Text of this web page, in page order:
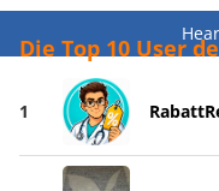
Die Top 10 User
1